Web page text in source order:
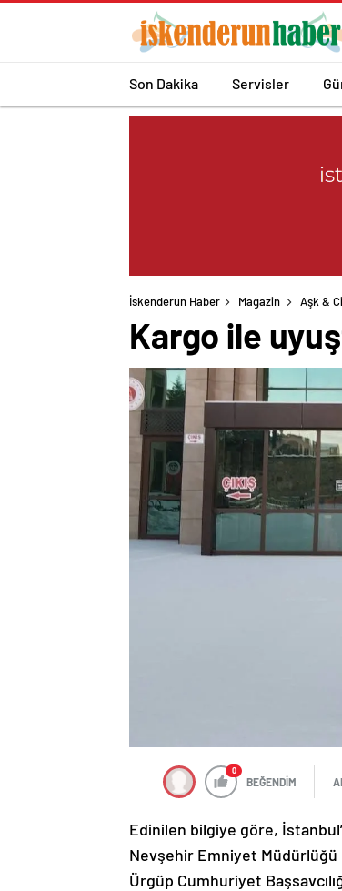
Son Dakika Servisler
İskenderun Haber Magazin Aşk &
Kargo ile
0
BEĞENDİM
Edinilen bilgiye göre,
Nevşehir Emniyet
Ürgüp Cumhuriyet